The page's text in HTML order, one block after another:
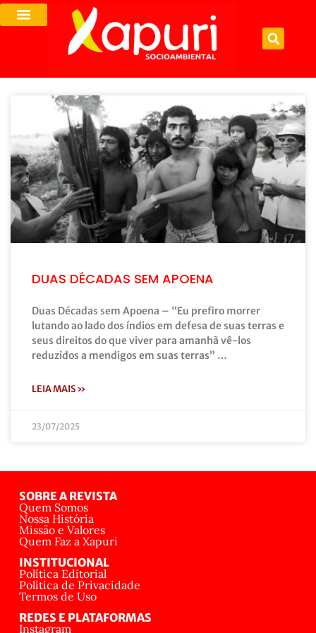
DUAS DÉCADAS SEM APOENA
Duas Décadas sem Apoena – “Eu prefiro morrer
lutando ao lado dos índios em defesa de suas terras e
seus direitos do que viver para amanhã vê-los
reduzidos a mendigos em suas terras” …
LEIA MAIS »
23/07/2025
SOBRE A REVISTA
Quem Somos
Nossa História
Missão e Valores
Quem Faz a Xapuri
INSTITUCIONAL
Política Editorial
Política de Privacidade
Termos de Uso
REDES E PLATAFORMAS
Instagram